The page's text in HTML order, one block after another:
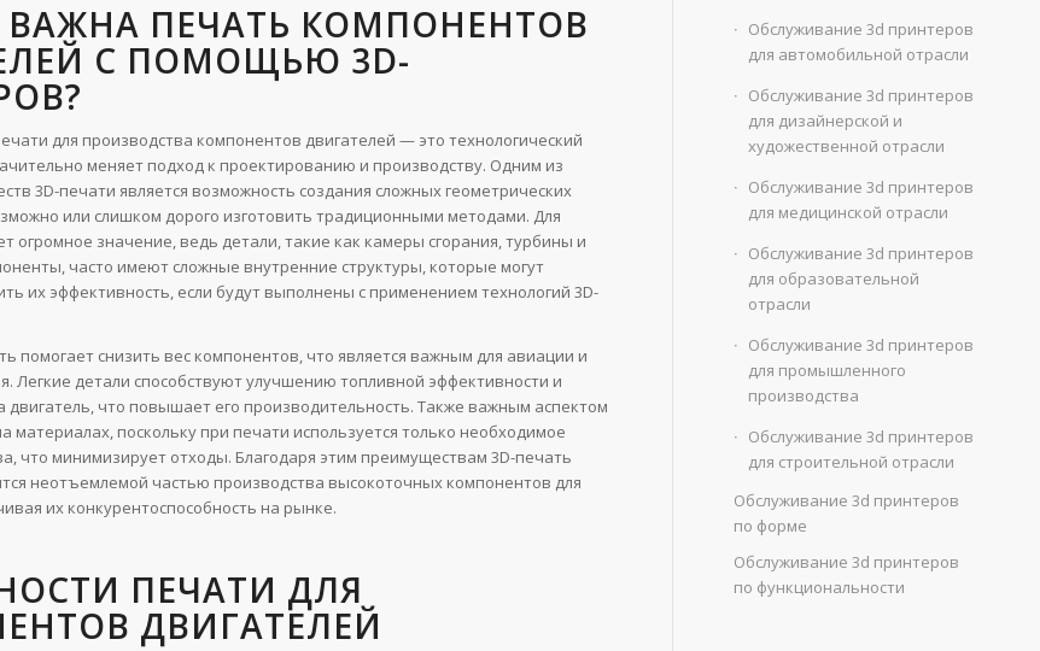
ПЕЧАТЬ КОМПОНЕНТОВ
С ПОМОЩЬЮ 3D-
для производства компонентов двигателей — это технологический
меняет подход к проектированию и производству. Одним из
3D-печати является возможность создания сложных геометрических
или слишком дорого изготовить традиционными методами. Для
огромное значение, ведь детали, такие как камеры сгорания, турбины и
часто имеют сложные внутренние структуры, которые могут
их эффективность, если будут выполнены с применением технологий 3D-
помогает снизить вес компонентов, что является важным для авиации и
Легкие детали способствуют улучшению топливной эффективности и
двигатель, что повышает его производительность. Также важным аспектом
материалах, поскольку при печати используется только необходимое
что минимизирует отходы. Благодаря этим преимуществам 3D-печать
неотъемлемой частью производства высокоточных компонентов для
их конкурентоспособность на рынке.
ПЕЧАТИ ДЛЯ
ДВИГАТЕЛЕЙ
Обслуживание 3d принтеров
для автомобильной отрасли
Обслуживание 3d принтеров
для дизайнерской и
художественной отрасли
Обслуживание 3d принтеров
для медицинской отрасли
Обслуживание 3d принтеров
для образовательной
отрасли
Обслуживание 3d принтеров
для промышленного
производства
Обслуживание 3d принтеров
для строительной отрасли
Обслуживание 3d принтеров
по форме
Обслуживание 3d принтеров
по функциональности